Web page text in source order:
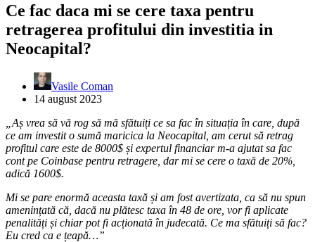
Ce fac daca mi se cere taxa pentru
retragerea profitului din investitia in
Neocapital?
Vasile Coman
14 august 2023
„Aș vrea să vă rog să mă sfătuiți ce sa fac în situația în care, după
ce am investit o sumă maricica la Neocapital, am cerut să retrag
profitul care este de 8000$ și expertul financiar m-a ajutat sa fac
cont pe Coinbase pentru retragere, dar mi se cere o taxă de 20%,
adică 1600$.
Mi se pare enormă aceasta taxă și am fost avertizata, ca să nu spun
amenințată că, dacă nu plătesc taxa în 48 de ore, vor fi aplicate
penalități și chiar pot fi acționată în judecată. Ce ma sfătuiți să fac?
Eu cred ca e țeapă…”